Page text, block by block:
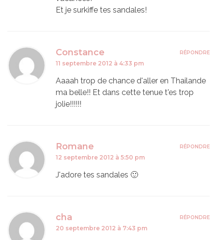
Et je surkiffe tes sandales!
Constance
11 septembre 2012 à 4:33 pm
Aaaah trop de chance d'aller en Thailande
ma belle!! Et dans cette tenue t'es trop
jolie!!!!!!
RÉPONDRE
Romane
12 septembre 2012 à 5:50 pm
J'adore tes sandales 🙂
RÉPONDRE
cha
20 septembre 2012 à 7:43 pm
RÉPONDRE